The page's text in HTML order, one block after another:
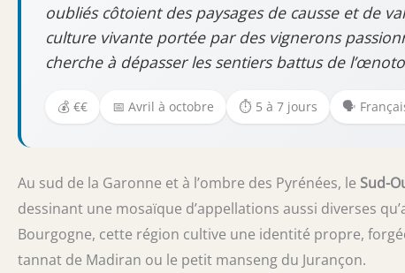
oubliés côtoient des paysages de causse et de
culture vivante portée par des vignerons
cherche à dépasser les sentiers battus de
💰 €€ 📅 Avril à octobre ⏱️ 5 à 7 jours 🗣️
Au sud de la Garonne et à l’ombre des Pyrénées, le Sud-
dessinant une mosaïque d’appellations aussi diverses
Bourgogne, cette région cultive une identité propre,
tannat de Madiran ou le petit manseng du Jurançon.